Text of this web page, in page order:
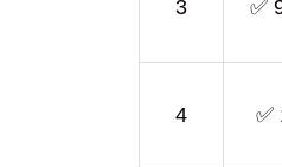
3 ✅
4 ✅